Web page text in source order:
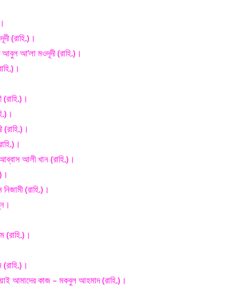
(রাহি.)।
আবুল আ’লা মওদূদী (রাহি.)।
আলী খান (রাহি.)।
(রাহি.)।
(রাহি.)।
আমাদের কাজ – মকবুল আহমাদ (রাহি.)।